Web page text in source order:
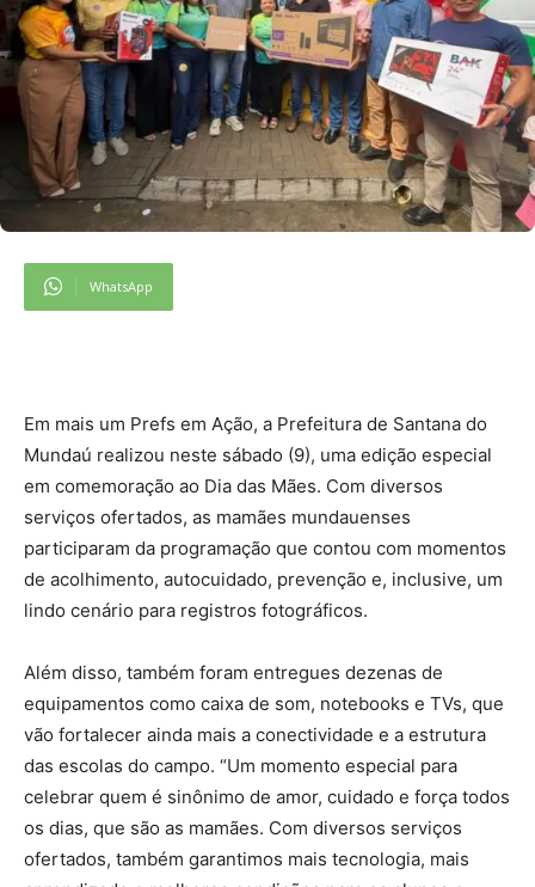
WhatsApp
Em mais um Prefs em Ação, a Prefeitura de Santana do
Mundaú realizou neste sábado (9), uma edição especial
em comemoração ao Dia das Mães. Com diversos
serviços ofertados, as mamães mundauenses
participaram da programação que contou com momentos
de acolhimento, autocuidado, prevenção e, inclusive, um
lindo cenário para registros fotográficos.
Além disso, também foram entregues dezenas de
equipamentos como caixa de som, notebooks e TVs, que
vão fortalecer ainda mais a conectividade e a estrutura
das escolas do campo. “Um momento especial para
celebrar quem é sinônimo de amor, cuidado e força todos
os dias, que são as mamães. Com diversos serviços
ofertados, também garantimos mais tecnologia, mais